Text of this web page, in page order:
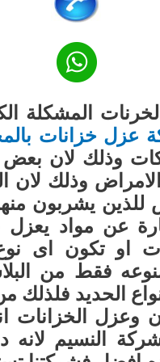
المشكلة
عزل خزانات
وذلك لان بعض
وذلك لان
يشربون
عن مواد
او تكون اى
فقط من
الحديد
وعزل الخزانات
النسيم لانه